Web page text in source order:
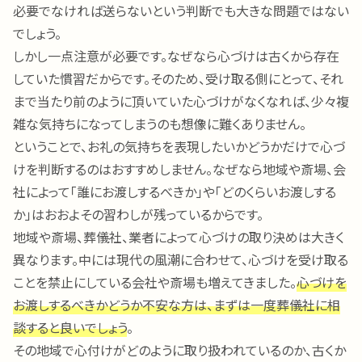
必要でなければ送らないという判断でも大きな問題ではない
でしょう。
しかし一点注意が必要です。なぜなら心づけは古くから存在
していた慣習だからです。そのため、受け取る側にとって、それ
まで当たり前のように頂いていた心づけがなくなれば、少々複
雑な気持ちになってしまうのも想像に難くありません。
ということで、お礼の気持ちを表現したいかどうかだけで心づ
けを判断するのはおすすめしません。なぜなら地域や斎場、会
社によって「誰にお渡しするべきか」や「どのくらいお渡しする
か」はおおよその習わしが残っているからです。
地域や斎場、葬儀社、業者によって心づけの取り決めは大きく
異なります。中には現代の風潮に合わせて、心づけを受け取る
ことを禁止にしている会社や斎場も増えてきました。心づけを
お渡しするべきかどうか不安な方は、まずは一度葬儀社に相
談すると良いでしょう。
その地域で心付けがどのように取り扱われているのか、古くか